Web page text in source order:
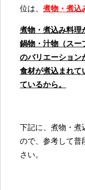
位は、 煮物・煮込
煮物・煮込み料理
鍋物・汁物（スー
のバリエーション
食材が煮込まれて
ているから。
下記に、煮物・煮
ので、参考して普
さい。